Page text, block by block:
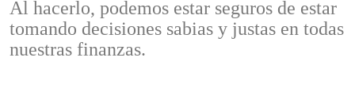
Al hacerlo, podemos estar seguros de estar
tomando decisiones sabias y justas en todas
nuestras finanzas.